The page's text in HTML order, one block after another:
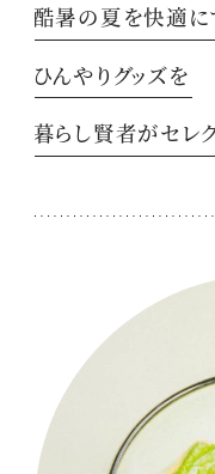
酷暑の夏を快適に
ひんやりグッズを
暮らし賢者がセレク